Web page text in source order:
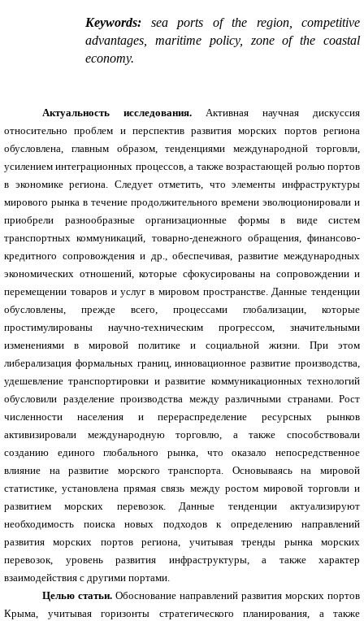
Keywords:
sea ports of the region, competitive
advantages, maritime policy, zone of the coastal
economy.
Актуальность исследования. Активная научная дискуссия
относительно проблем и перспектив развития морских портов региона
обусловлена, главным образом, тенденциями международной торговли,
усилением интеграционных процессов, а также возрастающей ролью портов
в экономике региона. Следует отметить, что элементы инфраструктуры
мирового рынка в течение продолжительного времени эволюционировали и
приобрели разнообразные организационные формы в виде систем
транспортных коммуникаций, товарно-денежного обращения, финансово-
кредитного сопровождения и др., обеспечивая, развитие международных
экономических отношений, которые сфокусированы на сопровождении и
перемещении товаров и услуг в мировом пространстве. Данные тенденции
обусловлены, прежде всего, процессами глобализации, которые
простимулированы научно-техническим прогрессом, значительными
изменениями в мировой политике и социальной жизни. При этом
либерализация формальных границ, инновационное развитие производства,
удешевление транспортировки и развитие коммуникационных технологий
обусловили разделение производства между различными странами. Рост
численности населения и перераспределение ресурсных рынков
активизировали международную торговлю, а также способствовали
созданию единого глобального рынка, что оказало непосредственное
влияние на развитие морского транспорта. Основываясь на мировой
статистике, установлена прямая связь между ростом мировой торговли и
развитием морских перевозок. Данные тенденции актуализируют
необходимость поиска новых подходов к определению направлений
развития морских портов региона, учитывая тренды рынка морских
перевозок, уровень развития инфраструктуры, а также характер
взаимодействия с другими портами.
Цельюстатьи.Обоснование направлений развития морских портов
Крыма, учитывая горизонты стратегического планирования, а также